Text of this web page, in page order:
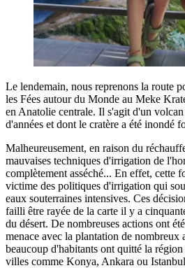
Le lendemain, nous reprenons la route
les Fées autour du Monde au Meke
en Anatolie centrale. Il s'agit d'un
d'années et dont le cratère a été inondé
Malheureusement, en raison du
mauvaises techniques d'irrigation de
complètement asséché... En effet, cette
victime des politiques d'irrigation qui
eaux souterraines intensives. Ces
failli être rayée de la carte il y a
du désert. De nombreuses actions ont
menace avec la plantation de nombreux
beaucoup d'habitants ont quitté la
villes comme Konya, Ankara ou